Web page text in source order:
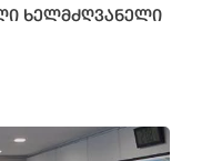
ხელმძღვანელი